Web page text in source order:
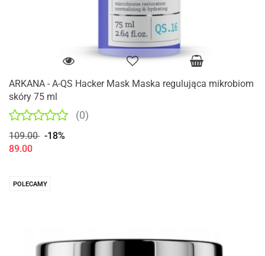
ARKANA - A-QS Hacker Mask Maska regulująca mikrobiom
skóry 75 ml
(0)
109.00 -18%
89.00
POLECAMY